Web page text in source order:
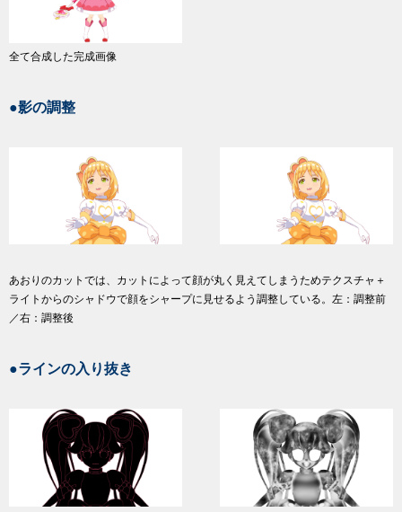
全て合成した完成画像
●影の調整
あおりのカットでは、カットによって顔が丸く見えてしまうためテクスチャ＋
ライトからのシャドウで顔をシャープに見せるよう調整している。左：調整前
／右：調整後
●ラインの入り抜き